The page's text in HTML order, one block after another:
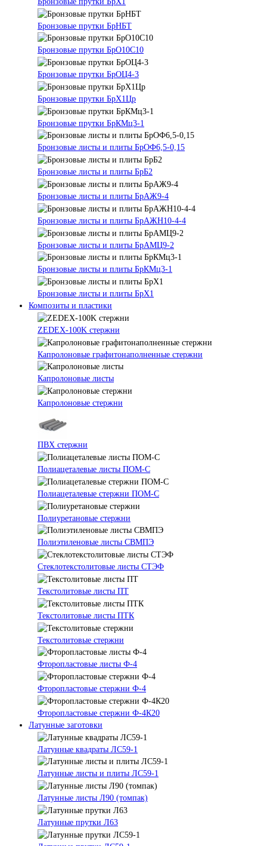
Бронзовые прутки БрНБТ
Бронзовые прутки БрО10С10
Бронзовые прутки БрОЦ4-3
Бронзовые прутки БрХ1Цр
Бронзовые прутки БрКМц3-1
Бронзовые листы и плиты БрОФ6,5-0,15
Бронзовые листы и плиты БрБ2
Бронзовые листы и плиты БрАЖ9-4
Бронзовые листы и плиты БрАЖН10-4-4
Бронзовые листы и плиты БрАМЦ9-2
Бронзовые листы и плиты БрКМц3-1
Бронзовые листы и плиты БрХ1
Композиты и пластики
ZEDEX-100K стержни
Капролоновые графитонаполненные стержни
Капролоновые листы
Капролоновые стержни
ПВХ стержни
Полиацеталевые листы ПОМ-С
Полиацеталевые стержни ПОМ-С
Полиуретановые стержни
Полиэтиленовые листы СВМПЭ
Стеклотекстолитовые листы СТЭФ
Текстолитовые листы ПТ
Текстолитовые листы ПТК
Текстолитовые стержни
Фторопластовые листы Ф-4
Фторопластовые стержни Ф-4
Фторопластовые стержни Ф-4К20
Латунные заготовки
Латунные квадраты ЛС59-1
Латунные листы и плиты ЛС59-1
Латунные листы Л90 (томпак)
Латунные прутки Л63